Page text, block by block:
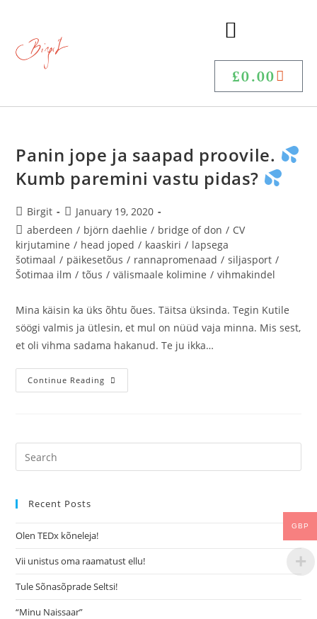
£0.00
Panin jope ja saapad proovile.
Kumb paremini vastu pidas?
Birgit
January 19, 2020
aberdeen / björn daehlie / bridge of don / CV
kirjutamine / head joped / kaaskiri / lapsega
šotimaal / päikesetõus / rannapromenaad / siljasport /
Šotimaa ilm / tõus / välismaale kolimine / vihmakindel
Mina käisin ka üks õhtu õues. Täitsa üksinda. Tegin Kutile
söögi valmis ja ütlesin, et mul on nüüd vaja minna. Mis sest,
et oli vihma sadama hakanud. Te ju ikka…
Continue Reading
Recent Posts
Olen TEDx kõneleja!
Vii unistus oma raamatust ellu!
Tule Sõnasõprade Seltsi!
“Minu Naissaar”
GBP